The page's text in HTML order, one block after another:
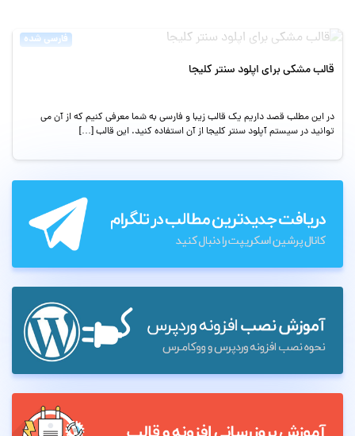
فارسی شده
قالب مشکی برای اپلود سنتر کلیجا
در این مطلب قصد داریم یک قالب زیبا و فارسی به شما معرفی کنیم که از آن می
توانید در سیستم آپلود سنتر کلیجا از آن استفاده کنید. این قالب […]